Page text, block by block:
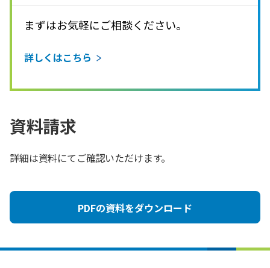
まずはお気軽にご相談ください。
詳しくはこちら
資料請求
詳細は資料にてご確認いただけます。
PDFの資料をダウンロード